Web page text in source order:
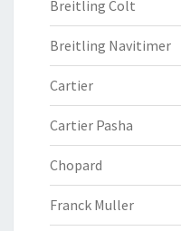
Breitling Colt
Breitling Navitimer
Cartier
Cartier Pasha
Chopard
Franck Muller